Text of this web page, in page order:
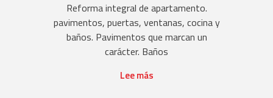
Reforma integral de apartamento.
pavimentos, puertas, ventanas, cocina y
baños. Pavimentos que marcan un
carácter. Baños
Lee más